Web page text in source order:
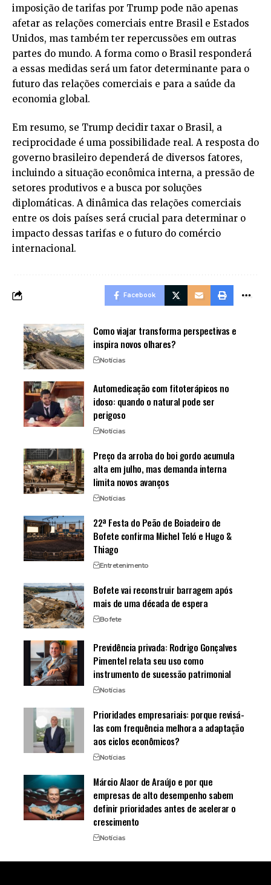
imposição de tarifas por Trump pode não apenas
afetar as relações comerciais entre Brasil e Estados
Unidos, mas também ter repercussões em outras
partes do mundo. A forma como o Brasil responderá
a essas medidas será um fator determinante para o
futuro das relações comerciais e para a saúde da
economia global.
Em resumo, se Trump decidir taxar o Brasil, a
reciprocidade é uma possibilidade real. A resposta do
governo brasileiro dependerá de diversos fatores,
incluindo a situação econômica interna, a pressão de
setores produtivos e a busca por soluções
diplomáticas. A dinâmica das relações comerciais
entre os dois países será crucial para determinar o
impacto dessas tarifas e o futuro do comércio
internacional.
Facebook
Como viajar transforma perspectivas e
inspira novos olhares?
Notícias
Automedicação com fitoterápicos no
idoso: quando o natural pode ser
perigoso
Notícias
Preço da arroba do boi gordo acumula
alta em julho, mas demanda interna
limita novos avanços
Notícias
22ª Festa do Peão de Boiadeiro de
Bofete confirma Michel Teló e Hugo &
Thiago
Entretenimento
Bofete vai reconstruir barragem após
mais de uma década de espera
Bofete
Previdência privada: Rodrigo Gonçalves
Pimentel relata seu uso como
instrumento de sucessão patrimonial
Notícias
Prioridades empresariais: porque revisá-
las com frequência melhora a adaptação
aos ciclos econômicos?
Notícias
Márcio Alaor de Araújo e por que
empresas de alto desempenho sabem
definir prioridades antes de acelerar o
crescimento
Notícias